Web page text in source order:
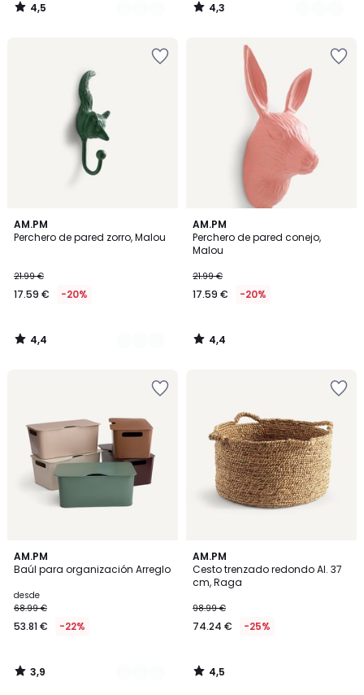
4,5
/
4,3
/
AM.PM
Perchero de pared zorro, Malou
21.99 €
17.59 € -20%
4,4
/ 5
2
Colores
4,4
/
AM.PM
Perchero de pared conejo,
Malou
21.99 €
17.59 € -20%
4,4
/ 5
4,4
/
AM.PM
Baúl para organización Arreglo
desde
68.99 €
53.81 € -22%
3,9
/ 5
5
Colores
3,9
/
AM.PM
Cesto trenzado redondo Al. 37
cm, Raga
98.99 €
74.24 € -25%
4,5
/ 5
4,5
/